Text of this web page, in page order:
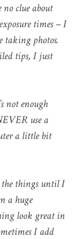
clue about
times – I
taking photos.
tips, I just
not enough
use a
a little bit
things until I
a huge
look great in
I add